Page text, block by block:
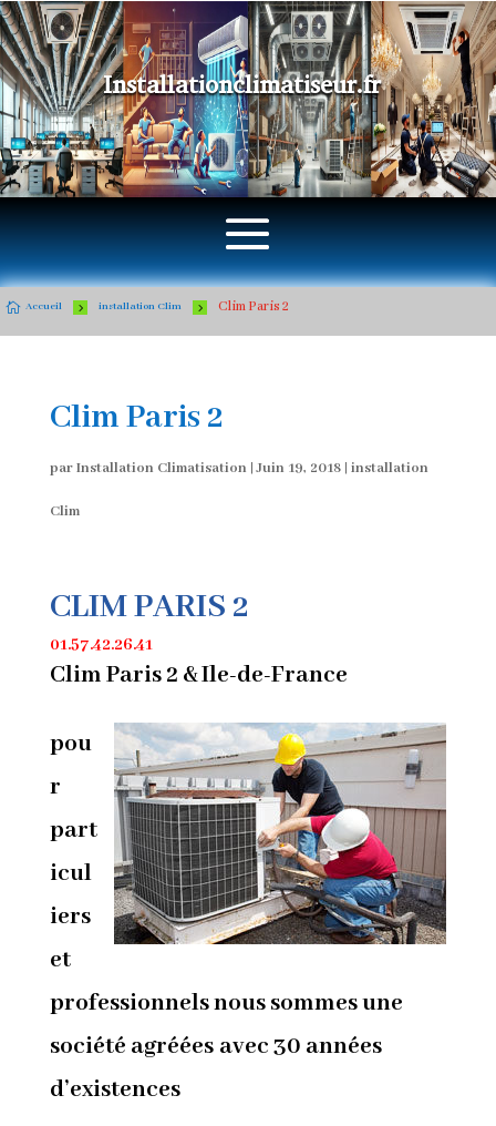
Installationclimatiseur.fr
 Accueil 5 installation Clim 5 Clim Paris 2
Clim Paris 2
parInstallation Climatisation |Juin 19, 2018| installation
Clim
CLIM PARIS 2
01.57.42.26.41
Clim Paris 2 & Ile-de-France
pou
r
part
icul
iers
et
professionnels nous sommes une
société agréées avec 30 années
d’existences